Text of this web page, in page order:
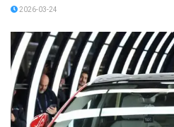
2026-03-24